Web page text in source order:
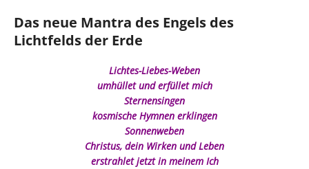
Das neue Mantra des Engels des
Lichtfelds der Erde
Lichtes-Liebes-Weben
umhüllet und erfüllet mich
Sternensingen
kosmische Hymnen erklingen
Sonnenweben
Christus, dein Wirken und Leben
erstrahlet jetzt in meinem Ich